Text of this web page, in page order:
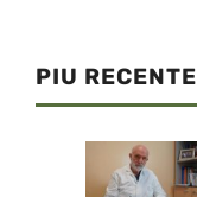
PIU RECENTE